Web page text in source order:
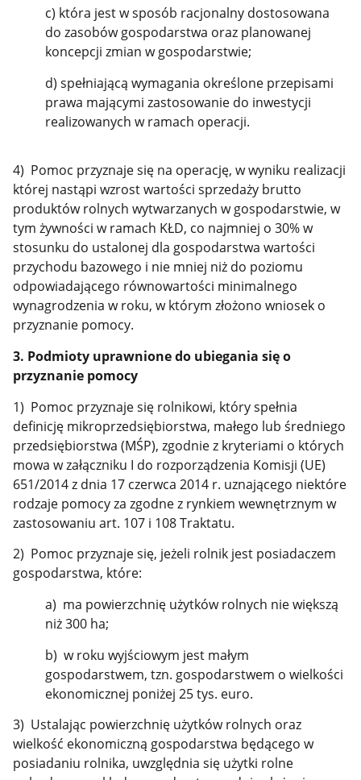
c) która jest w sposób racjonalny dostosowana
do zasobów gospodarstwa oraz planowanej
koncepcji zmian w gospodarstwie;
d) spełniającą wymagania określone przepisami
prawa mającymi zastosowanie do inwestycji
realizowanych w ramach operacji.
4) Pomoc przyznaje się na operację, w wyniku realizacji
której nastąpi wzrost wartości sprzedaży brutto
produktów rolnych wytwarzanych w gospodarstwie, w
tym żywności w ramach KŁD, co najmniej o 30% w
stosunku do ustalonej dla gospodarstwa wartości
przychodu bazowego i nie mniej niż do poziomu
odpowiadającego równowartości minimalnego
wynagrodzenia w roku, w którym złożono wniosek o
przyznanie pomocy.
3. Podmioty uprawnione do ubiegania się o
przyznanie pomocy
1) Pomoc przyznaje się rolnikowi, który spełnia
definicję mikroprzedsiębiorstwa, małego lub średniego
przedsiębiorstwa (MŚP), zgodnie z kryteriami o których
mowa w załączniku I do rozporządzenia Komisji (UE)
651/2014 z dnia 17 czerwca 2014 r. uznającego niektóre
rodzaje pomocy za zgodne z rynkiem wewnętrznym w
zastosowaniu art. 107 i 108 Traktatu.
2) Pomoc przyznaje się, jeżeli rolnik jest posiadaczem
gospodarstwa, które:
a) ma powierzchnię użytków rolnych nie większą
niż 300 ha;
b) w roku wyjściowym jest małym
gospodarstwem, tzn. gospodarstwem o wielkości
ekonomicznej poniżej 25 tys. euro.
3) Ustalając powierzchnię użytków rolnych oraz
wielkość ekonomiczną gospodarstwa będącego w
posiadaniu rolnika, uwzględnia się użytki rolne